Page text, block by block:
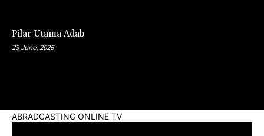
Pilar Utama Adab
23 June, 2026
ABRADCASTING ONLINE TV